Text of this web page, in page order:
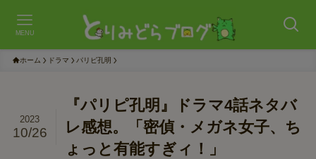
MENU
ホーム ドラマ パリピ孔明
『パリピ孔明』ドラマ4話ネタバ
レ感想。「密偵・メガネ女子、ち
ょっと有能すぎィ！」
2023
10/26